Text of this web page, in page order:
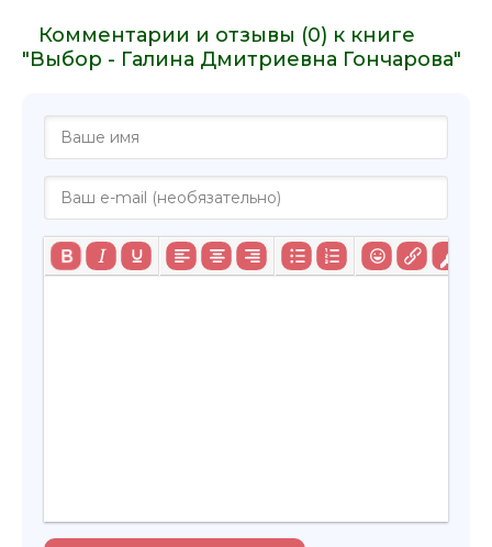
Комментарии и отзывы (0) к книге
"Выбор - Галина Дмитриевна Гончарова"